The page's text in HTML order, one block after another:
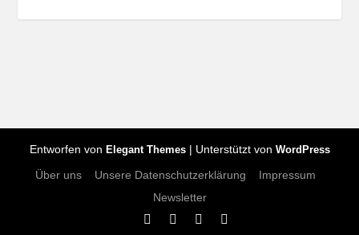
Entworfen von Elegant Themes| Unterstützt von WordPress
Über uns Unsere Datenschutzerklärung
Impressum
Newsletter